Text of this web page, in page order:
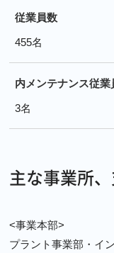
従業員数
455名
内メンテナンス従業
3名
主な事業所
<事業本部>
プラント事業部・イ